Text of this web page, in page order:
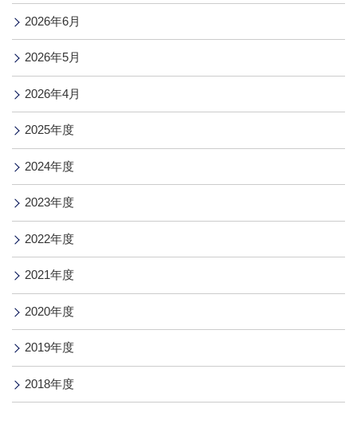
2026年6月
2026年5月
2026年4月
2025年度
2024年度
2023年度
2022年度
2021年度
2020年度
2019年度
2018年度